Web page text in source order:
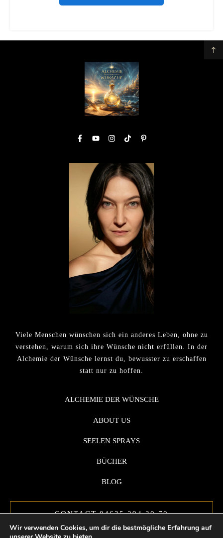
Viele Menschen wünschen sich ein anderes Leben, ohne zu
verstehen, warum sich ihre Wünsche nicht erfüllen. In der
Alchemie der Wünsche lernst du, bewusster zu erschaffen
statt nur zu hoffen.
ALCHEMIE DER WÜNSCHE
ABOUT US
SEELEN SPRAYS
BÜCHER
BLOG
CONTACT 04635 294 30 70
Wir verwenden Cookies, um dir die bestmögliche Erfahrung auf